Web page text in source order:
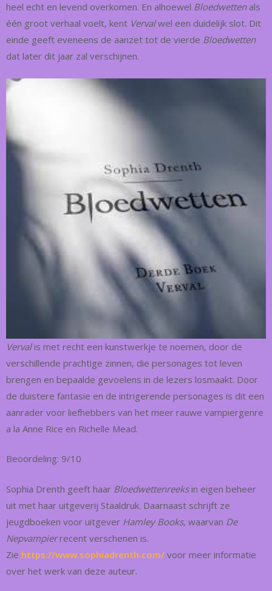
heel echt en levend overkomen. En alhoewel Bloedwettenals
één groot verhaal voelt, kent Vervalwel een duidelijk slot. Dit
einde geeft eveneens de aanzet tot de vierde Bloedwetten
dat later dit jaar zal verschijnen.
Vervalis met recht een kunstwerkje te noemen, door de
verschillende prachtige zinnen, die personages tot leven
brengen en bepaalde gevoelens in de lezers losmaakt. Door
de duistere fantasie en de intrigerende personages is dit een
aanrader voor liefhebbers van het meer rauwe vampiergenre
a la Anne Rice en Richelle Mead.
Beoordeling: 9/10
Sophia Drenth geeft haar Bloedwettenreeksin eigen beheer
uit met haar uitgeverij Staaldruk. Daarnaast schrijft ze
jeugdboeken voor uitgever Hamley Books, waarvan De
Nepvampierrecent verschenen is.
Zie https://www.sophiadrenth.com/ voor meer informatie
over het werk van deze auteur.